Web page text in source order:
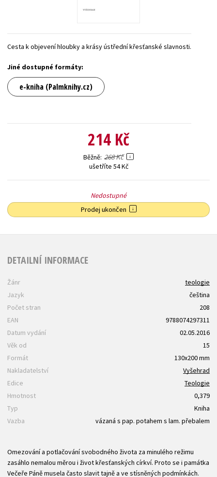
Zahraniční literatura
Všechny tituly
Cesta k objevení hloubky a krásy ústřední křesťanské slavnosti.
Jiné dostupné formáty:
e-kniha (Palmknihy.cz)
214 Kč
Běžně 268 Kč
ušetříte 54 Kč
Nedostupné
Prodej ukončen
DETAILNÍ INFORMACE
Žánr
teologie
Jazyk
čeština
Počet stran
208
EAN
9788074297311
Datum vydání
02.05.2016
Věk od
15
Formát
130x200 mm
Nakladatelství
Vyšehrad
Edice
Teologie
Hmotnost
0,379
Typ
Kniha
Vazba
vázaná s pap. potahem s lam. přebalem
Omezování a potlačování svobodného života za minulého režimu
zasáhlo nemalou měrou i život křesťanských církví. Proto se i památka
Večeře Páně musela často slavit tajně a ve stísněných podmínkách.